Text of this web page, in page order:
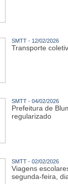
SMTT - 12/02/2026
Transporte
SMTT - 04/02/2026
Prefeitura de
regularizado
SMTT - 02/02/2026
Viagens
segunda-feira,